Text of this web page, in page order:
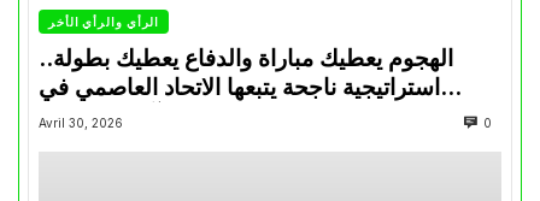
الرأي والرأي الأخر
الهجوم يعطيك مباراة والدفاع يعطيك بطولة..
استراتيجية ناجحة يتبعها الاتحاد العاصمي في
تتويجاته آخر السنوات
Avril 30, 2026 0